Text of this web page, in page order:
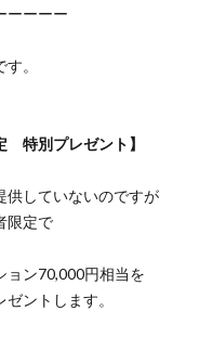
ーーーー
。
特別プレゼント】
供していないのですが
限定で
ン70,000円相当を
ゼントします。